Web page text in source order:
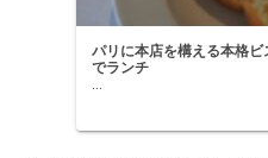
パリに本店を構える本格ビ
でランチ
...